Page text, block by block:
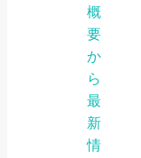
概
要
か
ら
最
新
情